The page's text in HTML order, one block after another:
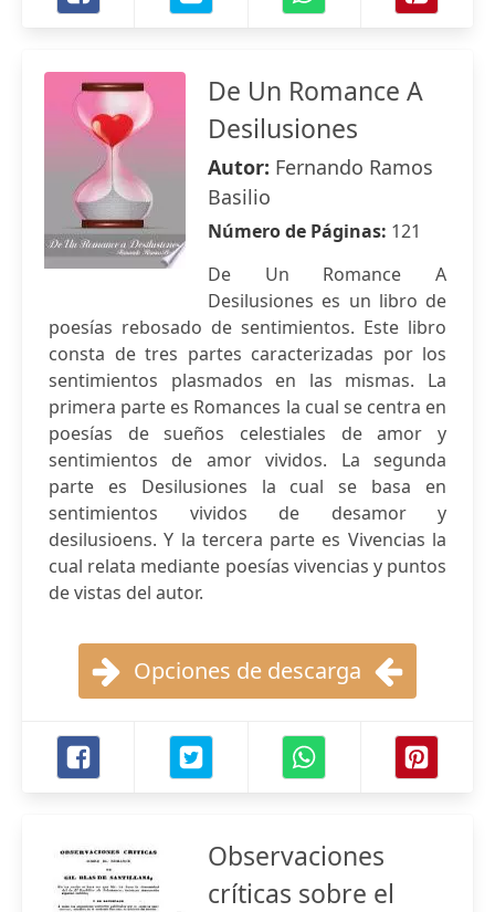
De Un Romance A
Desilusiones
Autor: Fernando Ramos
Basilio
Número de Páginas: 121
De Un Romance A
Desilusiones es un libro de
poesías rebosado de sentimientos. Este libro
consta de tres partes caracterizadas por los
sentimientos plasmados en las mismas. La
primera parte es Romances la cual se centra en
poesías de sueños celestiales de amor y
sentimientos de amor vividos. La segunda
parte es Desilusiones la cual se basa en
sentimientos vividos de desamor y
desilusioens. Y la tercera parte es Vivencias la
cual relata mediante poesías vivencias y puntos
de vistas del autor.
Opciones de descarga
Observaciones
críticas sobre el